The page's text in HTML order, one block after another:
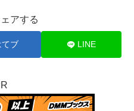
アする
てブ LINE